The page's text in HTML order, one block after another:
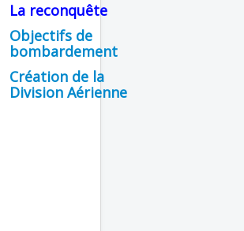
La reconquête
Objectifs de
bombardement
Création de la
Division Aérienne